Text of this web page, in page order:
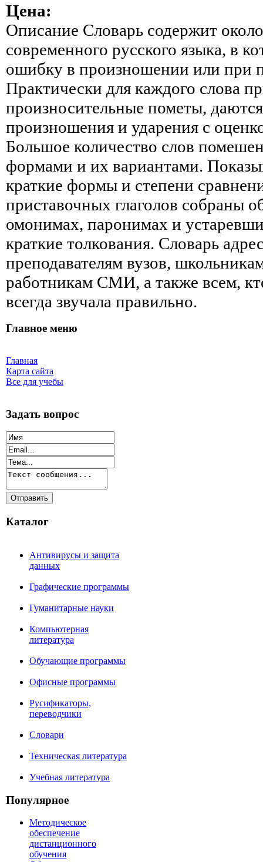
Цена:
Описание Словарь содержит
современного русского языка, в
ошибку в произношении или при
Практически для каждого слова
произносительные пометы,
произношения и ударения с
Большое количество слов
формами и их вариантами.
краткие формы и степени
приставочных глаголов собраны
омонимах, паронимах и
краткие толкования. Словарь
преподавателям вузов,
работникам СМИ, а также всем,
всегда звучала правильно.
Главное меню
Главная
Карта сайта
Все для учебы
Задать вопрос
Каталог
Антивирусы и защита
данных
Графические программы
Гуманитарные науки
Компьютерная
литература
Обучающие программы
Офисные программы
Русификаторы,
переводчики
Словари
Техническая литература
Учебная литература
Популярное
Методическое
обеспечение
дистанционного
обучения